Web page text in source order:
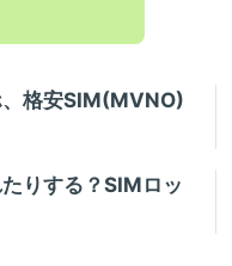
、格安SIM(MVNO)
りする？SIMロッ